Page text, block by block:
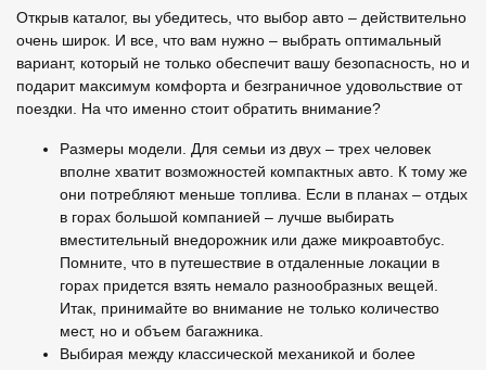
Открыв каталог, вы убедитесь, что выбор авто – действительно
очень широк. И все, что вам нужно – выбрать оптимальный
вариант, который не только обеспечит вашу безопасность, но и
подарит максимум комфорта и безграничное удовольствие от
поездки. На что именно стоит обратить внимание?
Размеры модели. Для семьи из двух – трех человек
вполне хватит возможностей компактных авто. К тому же
они потребляют меньше топлива. Если в планах – отдых
в горах большой компанией – лучше выбирать
вместительный внедорожник или даже микроавтобус.
Помните, что в путешествие в отдаленные локации в
горах придется взять немало разнообразных вещей.
Итак, принимайте во внимание не только количество
мест, но и объем багажника.
Выбирая между классической механикой и более